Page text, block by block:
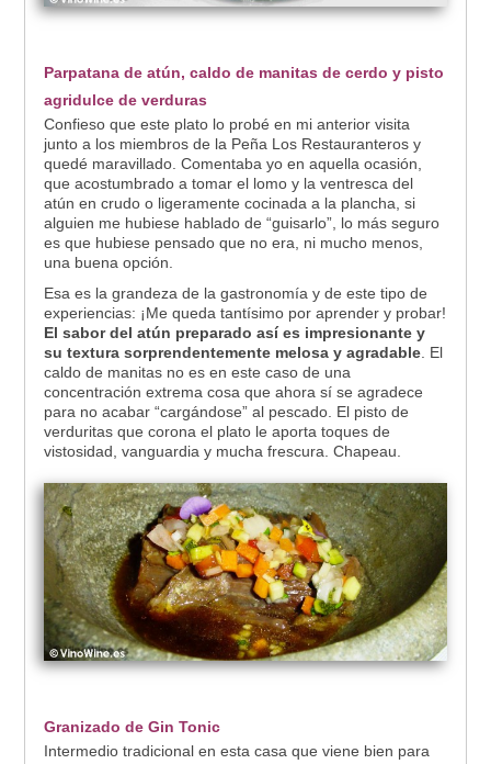
Parpatana de atún, caldo de manitas de cerdo y pisto
agridulce de verduras
Confieso que este plato lo probé en mi anterior visita
junto a los miembros de la Peña Los Restauranteros y
quedé maravillado. Comentaba yo en aquella ocasión,
que acostumbrado a tomar el lomo y la ventresca del
atún en crudo o ligeramente cocinada a la plancha, si
alguien me hubiese hablado de “guisarlo”, lo más seguro
es que hubiese pensado que no era, ni mucho menos,
una buena opción.
Esa es la grandeza de la gastronomía y de este tipo de
experiencias: ¡Me queda tantísimo por aprender y probar!
El sabor del atún preparado así es impresionante y
su textura sorprendentemente melosa y agradable. El
caldo de manitas no es en este caso de una
concentración extrema cosa que ahora sí se agradece
para no acabar “cargándose” al pescado. El pisto de
verduritas que corona el plato le aporta toques de
vistosidad, vanguardia y mucha frescura. Chapeau.
Granizado de Gin Tonic
Intermedio tradicional en esta casa que viene bien para